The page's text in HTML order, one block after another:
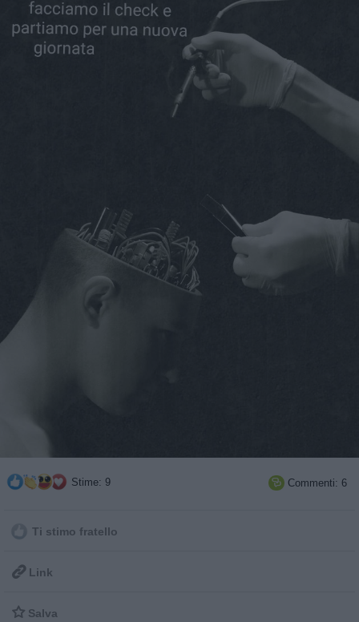
Stime: 9  Commenti: 6
Ti stimo fratello
 Link
 Salva